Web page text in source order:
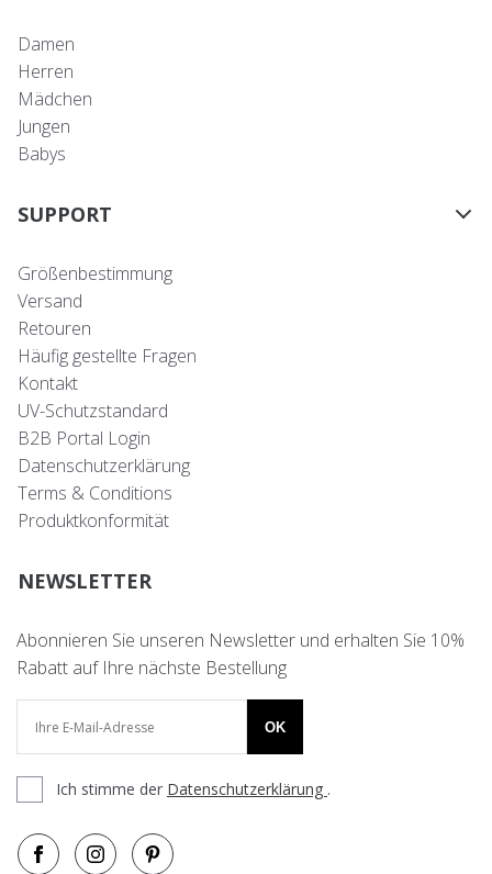
Damen
Herren
Mädchen
Jungen
Babys
SUPPORT
Größenbestimmung
Versand
Retouren
Häufig gestellte Fragen
Kontakt
UV-Schutzstandard
B2B Portal Login
Datenschutzerklärung
Terms & Conditions
Produktkonformität
NEWSLETTER
Abonnieren Sie unseren Newsletter und erhalten Sie 10%
Rabatt auf Ihre nächste Bestellung
OK
Ich stimme der Datenschutzerklärung .